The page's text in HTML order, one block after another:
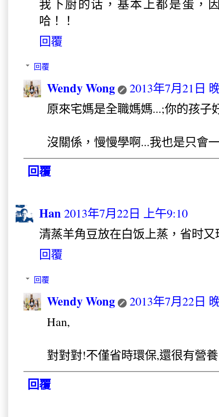
我下厨的话，基本上都是蛋，
哈！！
回覆
回覆
Wendy Wong
2013年7月21日
原來宅媽是全職媽媽...;你的孩子
沒關係，慢慢學啊...我也是只會
回覆
Han 2013年7月22日 上午9:10
清蒸羊角豆放在白饭上蒸，省时
回覆
回覆
Wendy Wong
2013年7月22日
Han,
對對對!不僅省時環保,還很有營
回覆